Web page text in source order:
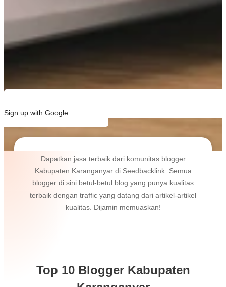
Sign up with Google
Dapatkan jasa terbaik dari komunitas blogger
Kabupaten Karanganyar di Seedbacklink. Semua
blogger di sini betul-betul blog yang punya kualitas
terbaik dengan traffic yang datang dari artikel-artikel
kualitas. Dijamin memuaskan!
Top 10 Blogger Kabupaten